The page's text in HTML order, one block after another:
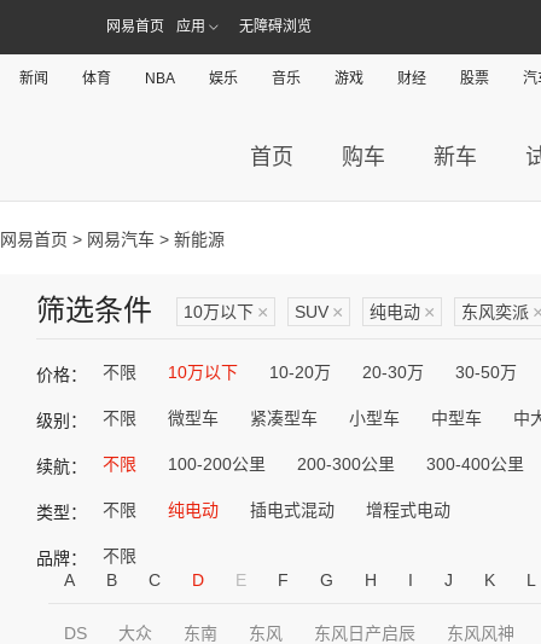
网易首页 应用 无障碍浏览
新闻 体育 NBA 娱乐 音乐 游戏 财经 股票 汽
首页 购车 新车
网易首页 > 网易汽车 > 新能源
筛选条件 10万以下 × SUV × 纯电动 × 东风奕派
价格： 不限 10万以下 10-20万 20-30万 30-50万
级别： 不限 微型车 紧凑型车 小型车 中型车 中
续航： 不限 100-200公里 200-300公里 300-400公里
类型： 不限 纯电动 插电式混动 增程式电动
品牌：
不限
A
B C D E F G H I J K L
DS 大众 东南 东风 东风日产启辰 东风风神